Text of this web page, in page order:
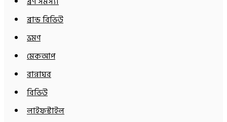
ব্রান্ড রিভিউ
ভ্রমণ
মেকআপ
রান্নাঘর
রিভিউ
লাইফস্টাইল